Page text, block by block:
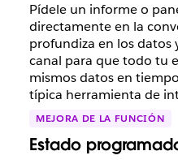
Pídele un informe o
directamente en la
profundiza en los datos
canal para que todo tu
mismos datos en
típica herramienta de
MEJORA DE LA FUNCIÓN
Estado